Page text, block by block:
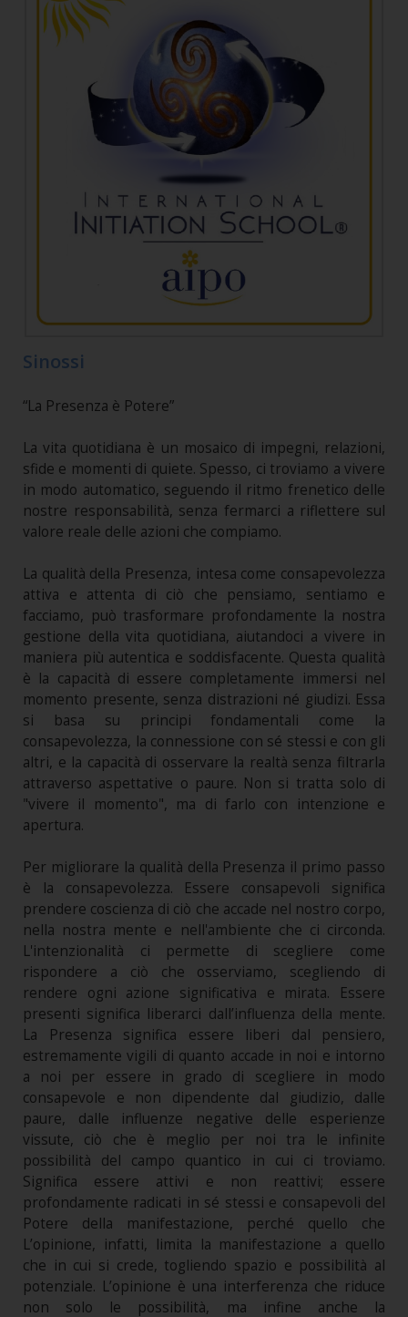
Sinossi
“La Presenza è Potere”
La vita quotidiana è un mosaico di impegni, relazioni,
sfide e momenti di quiete. Spesso, ci troviamo a vivere
in modo automatico, seguendo il ritmo frenetico delle
nostre responsabilità, senza fermarci a riflettere sul
valore reale delle azioni che compiamo.
La qualità della Presenza, intesa come consapevolezza
attiva e attenta di ciò che pensiamo, sentiamo e
facciamo, può trasformare profondamente la nostra
gestione della vita quotidiana, aiutandoci a vivere in
maniera più autentica e soddisfacente. Questa qualità
è la capacità di essere completamente immersi nel
momento presente, senza distrazioni né giudizi. Essa
si basa su principi fondamentali come la
consapevolezza, la connessione con sé stessi e con gli
altri, e la capacità di osservare la realtà senza filtrarla
attraverso aspettative o paure. Non si tratta solo di
"vivere il momento", ma di farlo con intenzione e
apertura.
Per migliorare la qualità della Presenza il primo passo
è la consapevolezza. Essere consapevoli significa
prendere coscienza di ciò che accade nel nostro corpo,
nella nostra mente e nell'ambiente che ci circonda.
L'intenzionalità ci permette di scegliere come
rispondere a ciò che osserviamo, scegliendo di
rendere ogni azione significativa e mirata. Essere
presenti significa liberarci dall’influenza della mente.
La Presenza significa essere liberi dal pensiero,
estremamente vigili di quanto accade in noi e intorno
a noi per essere in grado di scegliere in modo
consapevole e non dipendente dal giudizio, dalle
paure, dalle influenze negative delle esperienze
vissute, ciò che è meglio per noi tra le infinite
possibilità del campo quantico in cui ci troviamo.
Significa essere attivi e non reattivi; essere
profondamente radicati in sé stessi e consapevoli del
Potere della manifestazione, perché quello che
L’opinione, infatti, limita la manifestazione a quello
che in cui si crede, togliendo spazio e possibilità al
potenziale. L’opinione è una interferenza che riduce
non solo le possibilità, ma infine anche la